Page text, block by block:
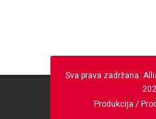
Sva prava zadržana.
Produkcija /